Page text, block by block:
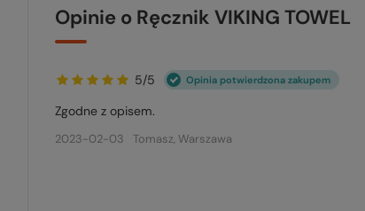
Opinie o Ręcznik VIKING TOWEL
5/5 Opinia potwierdzona zakupem
Zgodne z opisem.
2023-02-03 Tomasz, Warszawa